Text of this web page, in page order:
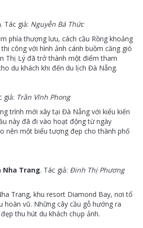
. Tác giả: Nguyễn Bá Thức
phía thượng lưu, cách cầu Rồng khoảng
công với hình ảnh cánh buồm căng gió
Thị Lý đã trở thành một điểm tham
du khách khi đến du lịch Đà Nẵng.
giả: Trần Vĩnh Phong
trình mới xây tại Đà Nẵng với kiểu kiến
này đã đi vào hoạt động từ ngày
nên một biểu tượng đẹp cho thành phố
Nha Trang. Tác giả: Đinh Thị Phương
Trang, khu resort Diamond Bay, nơi tổ
hoàn vũ. Những cây cầu gỗ hướng ra
thu hút du khách chụp ảnh.